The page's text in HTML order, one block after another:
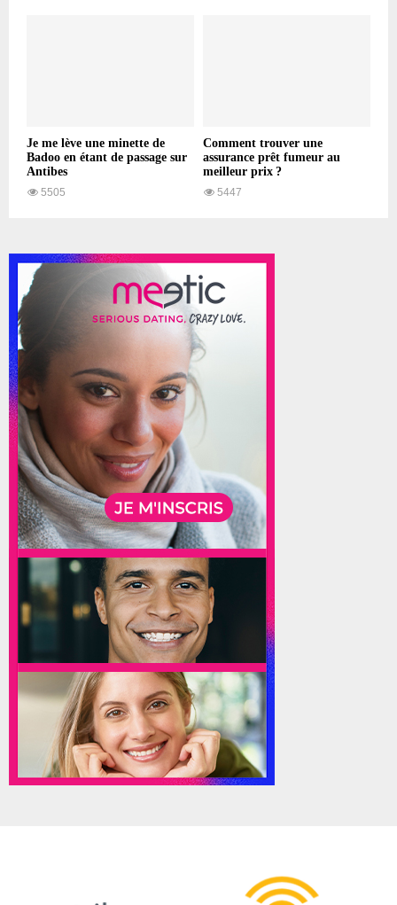
Je me lève une minette de
Badoo en étant de passage sur
Antibes
5505
Comment trouver une
assurance prêt fumeur au
meilleur prix ?
5447